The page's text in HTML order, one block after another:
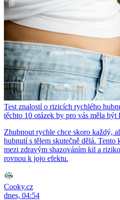
Test znalostí o rizicích rychlého
těchto 10 otázek by pro vás měla být
Zhubnout rychle chce skoro každý,
hubnutí s tělem skutečně dělá.
mezi zdravým shazováním kil a
rovnou k jojo efektu.
Cooky.cz
dnes, 04:54